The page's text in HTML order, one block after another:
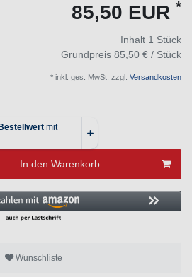
85,50 EUR *
Inhalt 1 Stück
Grundpreis 85,50 € / Stück
* inkl. ges. MwSt. zzgl. Versandkosten
In den Warenkorb
Wunschliste